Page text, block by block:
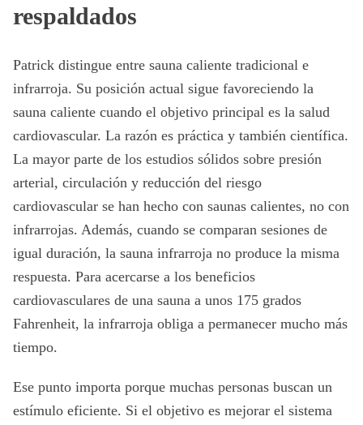
respaldados
Patrick distingue entre sauna caliente tradicional e
infrarroja. Su posición actual sigue favoreciendo la
sauna caliente cuando el objetivo principal es la salud
cardiovascular. La razón es práctica y también científica.
La mayor parte de los estudios sólidos sobre presión
arterial, circulación y reducción del riesgo
cardiovascular se han hecho con saunas calientes, no con
infrarrojas. Además, cuando se comparan sesiones de
igual duración, la sauna infrarroja no produce la misma
respuesta. Para acercarse a los beneficios
cardiovasculares de una sauna a unos 175 grados
Fahrenheit, la infrarroja obliga a permanecer mucho más
tiempo.
Ese punto importa porque muchas personas buscan un
estímulo eficiente. Si el objetivo es mejorar el sistema